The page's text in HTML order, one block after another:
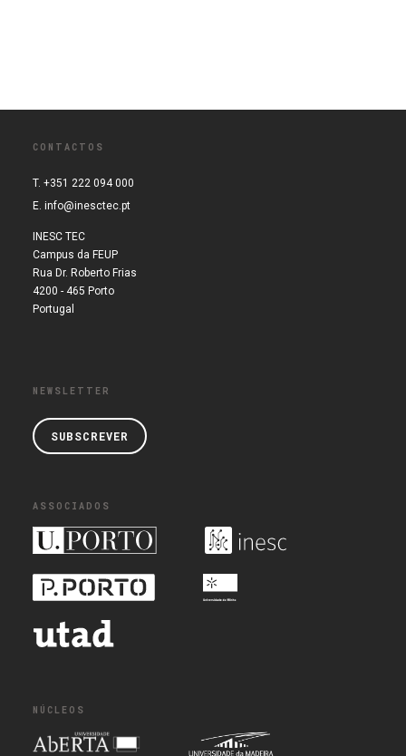
CONTACTOS
T. +351 222 094 000
E. info@inesctec.pt
INESC TEC
Campus da FEUP
Rua Dr. Roberto Frias
4200 - 465 Porto
Portugal
NEWSLETTER
SUBSCREVER
ASSOCIADOS
NÚCLEOS